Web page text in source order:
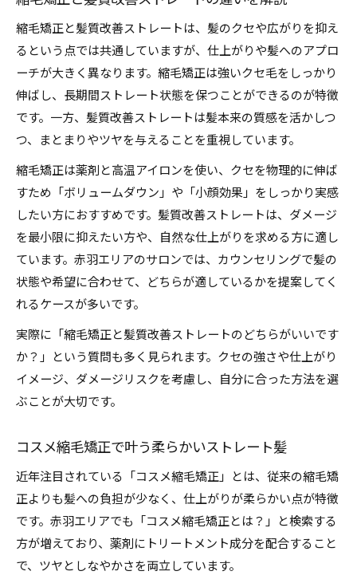
縮毛矯正と髪質改善ストレートは、髪のクセや広がりを抑え
るという点では共通していますが、仕上がりや髪へのアプロ
ーチが大きく異なります。縮毛矯正は強いクセ毛をしっかり
伸ばし、長期間ストレート状態を保つことができるのが特徴
です。一方、髪質改善ストレートは髪本来の質感を活かしつ
つ、まとまりやツヤを与えることを重視しています。
縮毛矯正は薬剤と高温アイロンを使い、クセを物理的に伸ば
すため「ボリュームダウン」や「小顔効果」をしっかり実感
したい方におすすめです。髪質改善ストレートは、ダメージ
を最小限に抑えたい方や、自然な仕上がりを求める方に適し
ています。赤羽エリアのサロンでは、カウンセリングで髪の
状態や希望に合わせて、どちらが適しているかを提案してく
れるケースが多いです。
実際に「縮毛矯正と髪質改善ストレートのどちらがいいです
か？」という質問も多く見られます。クセの強さや仕上がり
イメージ、ダメージリスクを考慮し、自分に合った方法を選
ぶことが大切です。
コスメ縮毛矯正で叶う柔らかいストレート髪
近年注目されている「コスメ縮毛矯正」とは、従来の縮毛矯
正よりも髪への負担が少なく、仕上がりが柔らかい点が特徴
です。赤羽エリアでも「コスメ縮毛矯正とは？」と検索する
方が増えており、薬剤にトリートメント成分を配合すること
で、ツヤとしなやかさを両立しています。